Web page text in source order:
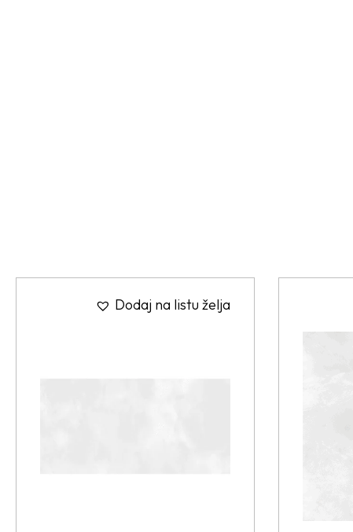
Dodaj na listu želja